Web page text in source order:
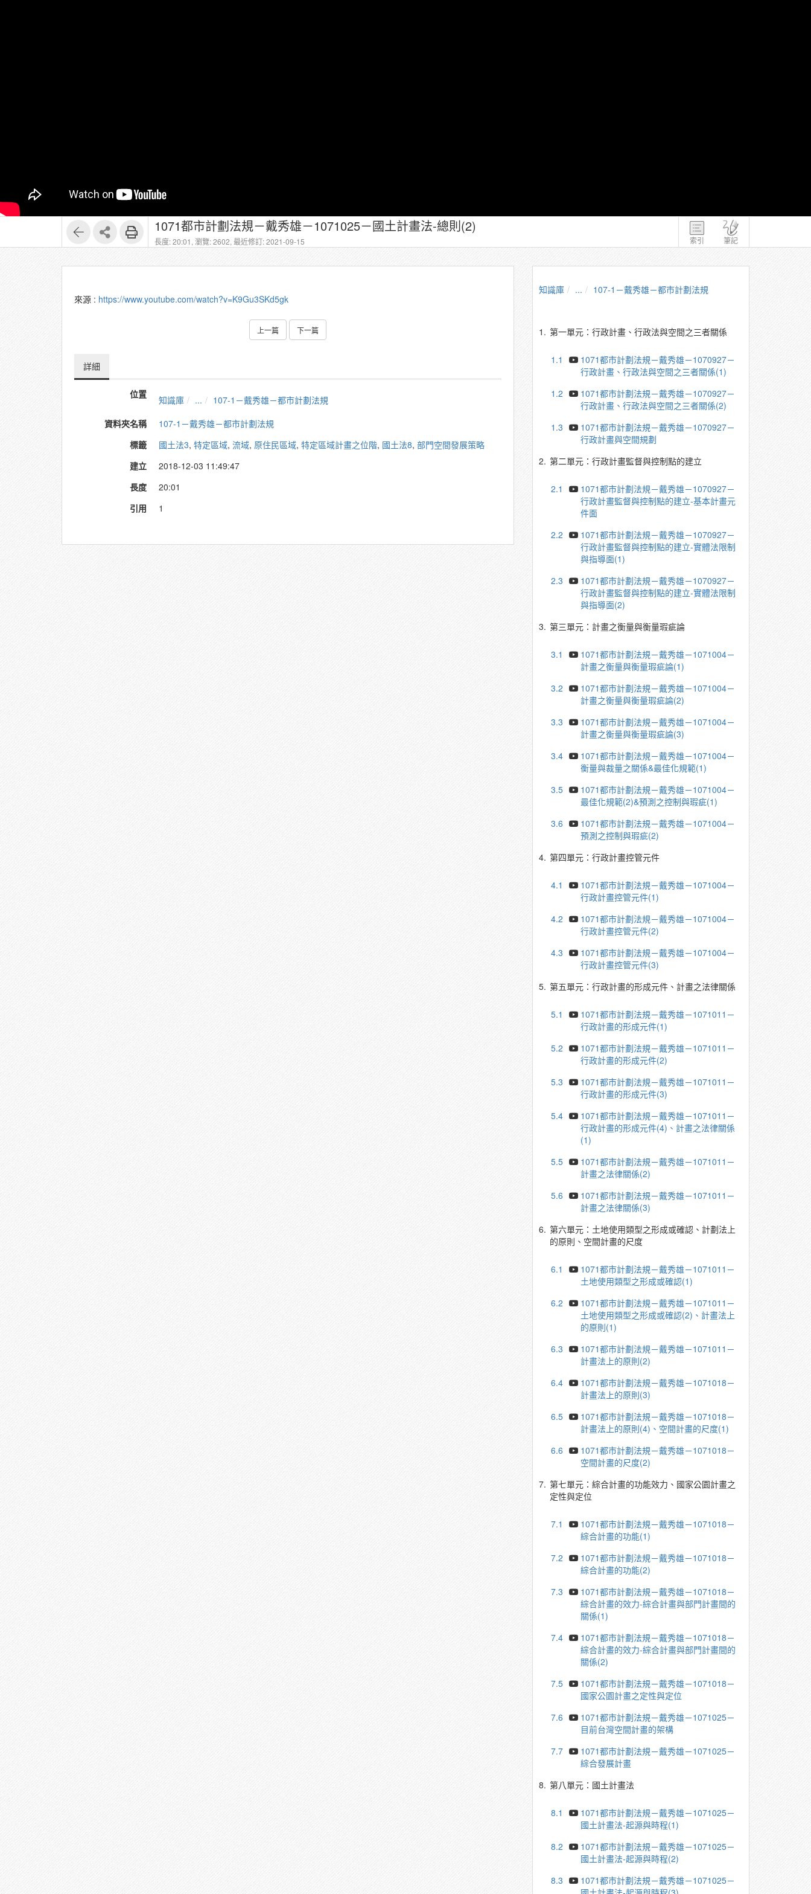
索引 筆記
1071都市計劃法規－戴秀雄－1071025－國土計畫法-總則(2)
長度: 20:01, 瀏覽: 2602, 最近修訂: 2021-09-15
來源 : https://www.youtube.com/watch?v=K9Gu3SKd5gk
上一篇 下一篇
詳細
位置 知識庫 ...
107-1－戴秀雄－都市計劃法規
資料夾名稱
107-1－戴秀雄－都市計劃法規
標籤
國土法3, 特定區域, 流域, 原住民區域, 特定區域計畫之位階, 國土法8, 部門空間發展策略
建立
2018-12-03 11:49:47
長度
20:01
引用
1
知識庫 ... 107-1－戴秀雄－都市計劃法規
1. 第一單元：行政計畫、行政法與空間之三者關係
1.1
1071都市計劃法規－戴秀雄－1070927－
行政計畫、行政法與空間之三者關係(1)
1.2
1071都市計劃法規－戴秀雄－1070927－
行政計畫、行政法與空間之三者關係(2)
1.3
1071都市計劃法規－戴秀雄－1070927－
行政計畫與空間規劃
2. 第二單元：行政計畫監督與控制點的建立
2.1
1071都市計劃法規－戴秀雄－1070927－
行政計畫監督與控制點的建立-基本計畫元
件面
2.2
1071都市計劃法規－戴秀雄－1070927－
行政計畫監督與控制點的建立-實體法限制
與指導面(1)
2.3
1071都市計劃法規－戴秀雄－1070927－
行政計畫監督與控制點的建立-實體法限制
與指導面(2)
3. 第三單元：計畫之衡量與衡量瑕疵論
3.1
1071都市計劃法規－戴秀雄－1071004－
計畫之衡量與衡量瑕疵論(1)
3.2
1071都市計劃法規－戴秀雄－1071004－
計畫之衡量與衡量瑕疵論(2)
3.3
1071都市計劃法規－戴秀雄－1071004－
計畫之衡量與衡量瑕疵論(3)
3.4
1071都市計劃法規－戴秀雄－1071004－
衡量與裁量之關係&最佳化規範(1)
3.5
1071都市計劃法規－戴秀雄－1071004－
最佳化規範(2)&預測之控制與瑕疵(1)
3.6
1071都市計劃法規－戴秀雄－1071004－
預測之控制與瑕疵(2)
4. 第四單元：行政計畫控管元件
4.1
1071都市計劃法規－戴秀雄－1071004－
行政計畫控管元件(1)
4.2
1071都市計劃法規－戴秀雄－1071004－
行政計畫控管元件(2)
4.3
1071都市計劃法規－戴秀雄－1071004－
行政計畫控管元件(3)
5. 第五單元：行政計畫的形成元件、計畫之法律關係
5.1
1071都市計劃法規－戴秀雄－1071011－
行政計畫的形成元件(1)
5.2
1071都市計劃法規－戴秀雄－1071011－
行政計畫的形成元件(2)
5.3
1071都市計劃法規－戴秀雄－1071011－
行政計畫的形成元件(3)
5.4
1071都市計劃法規－戴秀雄－1071011－
行政計畫的形成元件(4)、計畫之法律關係
(1)
5.5
1071都市計劃法規－戴秀雄－1071011－
計畫之法律關係(2)
5.6
1071都市計劃法規－戴秀雄－1071011－
計畫之法律關係(3)
6. 第六單元：土地使用類型之形成或確認、計劃法上
的原則、空間計畫的尺度
6.1
1071都市計劃法規－戴秀雄－1071011－
土地使用類型之形成或確認(1)
6.2
1071都市計劃法規－戴秀雄－1071011－
土地使用類型之形成或確認(2)、計畫法上
的原則(1)
6.3
1071都市計劃法規－戴秀雄－1071011－
計畫法上的原則(2)
6.4
1071都市計劃法規－戴秀雄－1071018－
計畫法上的原則(3)
6.5
1071都市計劃法規－戴秀雄－1071018－
計畫法上的原則(4)、空間計畫的尺度(1)
6.6
1071都市計劃法規－戴秀雄－1071018－
空間計畫的尺度(2)
7. 第七單元：綜合計畫的功能效力、國家公園計畫之
定性與定位
7.1
1071都市計劃法規－戴秀雄－1071018－
綜合計畫的功能(1)
7.2
1071都市計劃法規－戴秀雄－1071018－
綜合計畫的功能(2)
7.3
1071都市計劃法規－戴秀雄－1071018－
綜合計畫的效力-綜合計畫與部門計畫間的
關係(1)
7.4
1071都市計劃法規－戴秀雄－1071018－
綜合計畫的效力-綜合計畫與部門計畫間的
關係(2)
7.5
1071都市計劃法規－戴秀雄－1071018－
國家公園計畫之定性與定位
7.6
1071都市計劃法規－戴秀雄－1071025－
目前台灣空間計畫的架構
7.7
1071都市計劃法規－戴秀雄－1071025－
綜合發展計畫
8. 第八單元：國土計畫法
8.1
1071都市計劃法規－戴秀雄－1071025－
國土計畫法-起源與時程(1)
8.2
1071都市計劃法規－戴秀雄－1071025－
國土計畫法-起源與時程(2)
8.3
1071都市計劃法規－戴秀雄－1071025－